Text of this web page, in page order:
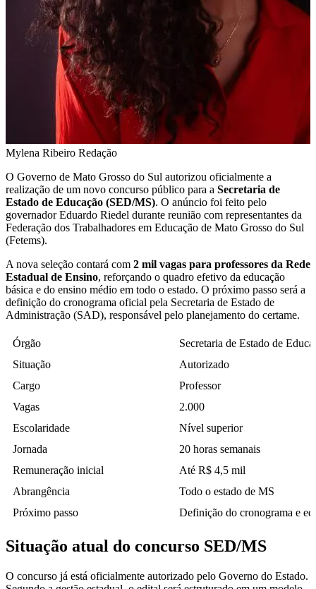
Mylena Ribeiro Redação
O Governo de Mato Grosso do Sul autorizou oficialmente a
realização de um novo concurso público para a Secretaria de
Estado de Educação (SED/MS). O anúncio foi feito pelo
governador Eduardo Riedel durante reunião com representantes da
Federação dos Trabalhadores em Educação de Mato Grosso do Sul
(Fetems).
A nova seleção contará com 2 mil vagas para professores da Rede
Estadual de Ensino, reforçando o quadro efetivo da educação
básica e do ensino médio em todo o estado. O próximo passo será a
definição do cronograma oficial pela Secretaria de Estado de
Administração (SAD), responsável pelo planejamento do certame.
Órgão
Secretaria de Estado de
Situação
Autorizado
Cargo
Professor
Vagas
2.000
Escolaridade
Nível superior
Jornada
20 horas semanais
Remuneração inicial
Até R$ 4,5 mil
Abrangência
Todo o estado de MS
Próximo passo
Definição do cronograma e
Situação atual do concurso SED/MS
O concurso já está oficialmente autorizado pelo Governo do Estado.